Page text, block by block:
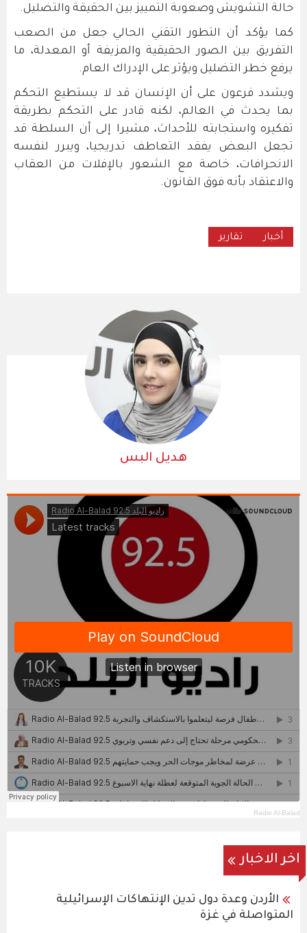
حالة التشويش وصعوبة التمييز بين الحقيقة والتضليل.
كما يؤكد أن التطور التقني الحالي جعل من الصعب
التفريق بين الصور الحقيقية والمزيفة أو المعدلة، ما
يرفع خطر التضليل ويؤثر على الإدراك العام.
ويشدد فرعون على أن الإنسان قد لا يستطيع التحكم
بما يحدث في العالم، لكنه قادر على التحكم بطريقة
تفكيره واستجابته للأحداث، مشيرا إلى أن السلطة قد
تجعل البعض يفقد التعاطف تدريجيا، ويبرر لنفسه
الانحرافات، خاصة مع الشعور بالإفلات من العقاب
والاعتقاد بأنه فوق القانون.
أخبار تقارير
هديل البس
Radio Al-Balad
اخر الاخبار
الأردن وعدة دول تدين الإنتهاكات الإسرائيلية
المتواصلة في غزة